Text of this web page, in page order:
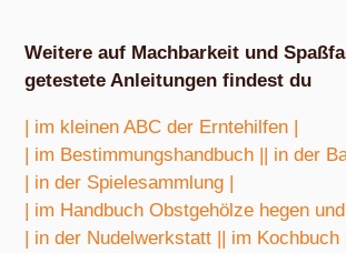
Weitere auf Machbarkeit und
getestete Anleitungen findest du
| im kleinen ABC der Erntehilfen |
| im Bestimmungshandbuch || in der
| in der Spielesammlung |
| im Handbuch Obstgehölze hegen
| in der Nudelwerkstatt || im Kochbuch